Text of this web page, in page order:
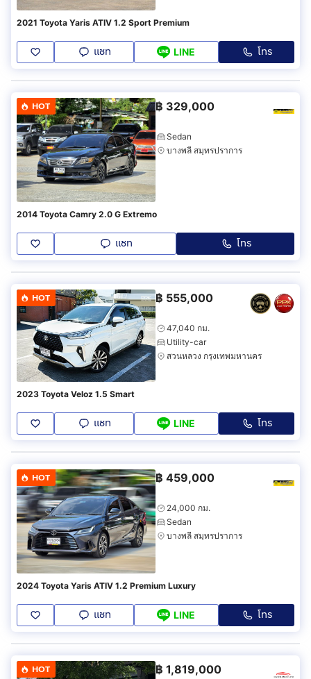
2021 Toyota Yaris ATIV 1.2 Sport Premium
แชท LINE โทร
HOT ฿ 329,000
Sedan
บางพลี สมุทรปราการ
2014 Toyota Camry 2.0 G Extremo
แชท โทร
HOT ฿ 555,000
47,040 กม.
Utility-car
สวนหลวง กรุงเทพมหานคร
2023 Toyota Veloz 1.5 Smart
แชท LINE โทร
HOT ฿ 459,000
24,000 กม.
Sedan
บางพลี สมุทรปราการ
2024 Toyota Yaris ATIV 1.2 Premium Luxury
แชท LINE โทร
HOT ฿ 1,819,000